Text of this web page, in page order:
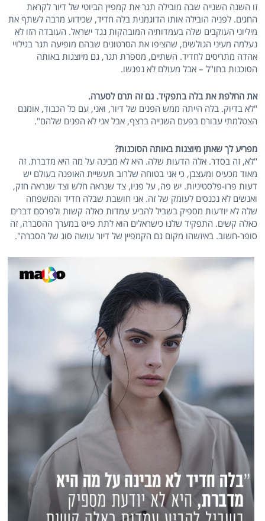
זו השנה השנייה שבה מובילה תגר את קמפיין הביוטי של דיור לקראת
החגים. לפניה הובילה אותו הדוגמנית בלה חדיד, שכידוע מרבה לשתף את
מיליוני העוקבים שלה בעמדותיה המובהקות נגד ישראל. העובדה הזו לא
נעלמה מעיני הגולשים, שהציפו את הסרטונים שבהם מופיעה תגר בגילויי
אהדה מתריסים לחדיד. השתיים, מספרת תגר, גם מיוצגות באותה
הסוכנות בחו"ל – אבל מעולם לא נפגשו.
את החלפת את בלה בתפקיד. גם זה תרם לסערה.
"לא בדיוק. בלה הייתה ממש הפנים של דיור, ואני, עם כל הכבוד, אומנם
הצטלמתי עבורם בפעם השנייה ברצף, אבל אני לא הפנים שלהם".
מפריע לך שאתן מיוצגות באותה הסוכנות?
"לא, זה בסדר. אלה הדעות שלה. היא לא מבינה על מה היא מדברת. זה
מאוד מכעיס ומעצבן, כי אני בטוחה שלרוב תעשיית האופנה בעולם יש
דעות פרו-פלסטיניות. יש פה, על פניו, צד שנראה חלש וצד שנראה חזק,
ואנשים לא נכנסים לעומק של זה. אני חושבת שבלה חדיד והמשפחה
שלה לא יודעות מספיק בשביל להביע עמדות כאלה קשות ולפרסם דברים
כאלה קשים. התפקיד שלנו כישראלים הוא לתת פייט במערך ההסברה, זה
סופר-חשוב. באיזשהו מקום גם הקמפיין של דיור עושה סוג של הסברה".